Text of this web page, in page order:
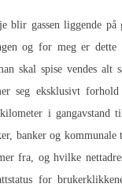
blir gassen liggende på
og for meg er dette
skal spise vendes alt
seg eksklusivt
i gangavstand
banker og kommunale
fra, og hvilke
for